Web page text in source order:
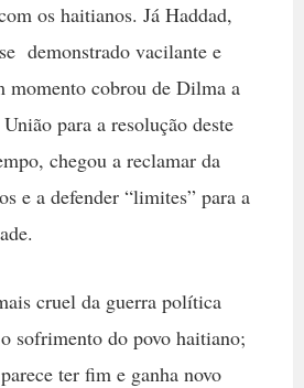
os haitianos. Já Haddad,
demonstrado vacilante e
momento cobrou de Dilma a
para a resolução deste
chegou a reclamar da
e a defender “limites” para a
cruel da guerra política
sofrimento do povo haitiano;
ter fim e ganha novo